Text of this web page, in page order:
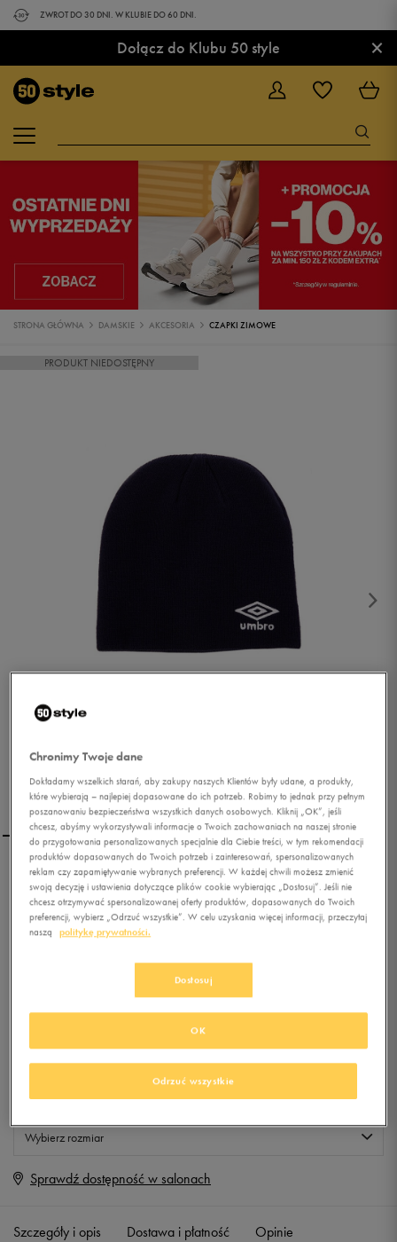
ZWROT DO 30 DNI. W KLUBIE DO 60 DNI.
Dołącz do Klubu 50 style ×
STRONA GŁÓWNA DAMSKIE AKCESORIA CZAPKI ZIMOWE
PRODUKT NIEDOSTĘPNY
UMBRO CZAPKA Z BEANIE
0.0(0)
Produkt niedostępny
Jeśli artykuł będzie ponownie dostępny, otrzymasz od nas powiadomienie.
Wybierz rozmiar
Rozmiary EU
ONE SIZE
Sprawdź dostępność w salonach
Szczegóły i opis Dostawa i płatność Opinie
Chronimy Twoje dane
Dokładamy wszelkich starań, aby zakupy naszych Klientów były udane, a produkty,
które wybierają – najlepiej dopasowane do ich potrzeb. Robimy to jednak przy pełnym
poszanowaniu bezpieczeństwa wszystkich danych osobowych. Kliknij „OK”, jeśli
chcesz, abyśmy wykorzystywali informacje o Twoich zachowaniach na naszej stronie
do przygotowania personalizowanych specjalnie dla Ciebie treści, w tym rekomendacji
produktów dopasowanych do Twoich potrzeb i zainteresowań, spersonalizowanych
reklam czy zapamiętywanie wybranych preferencji. W każdej chwili możesz zmienić
swoją decyzję i ustawienia dotyczące plików cookie wybierając „Dostosuj”. Jeśli nie
chcesz otrzymywać spersonalizowanej oferty produktów, dopasowanych do Twoich
preferencji, wybierz „Odrzuć wszystkie”. W celu uzyskania więcej informacji, przeczytaj
naszą
politykę prywatności.
Dostosuj
Odrzuć wszystkie
OK